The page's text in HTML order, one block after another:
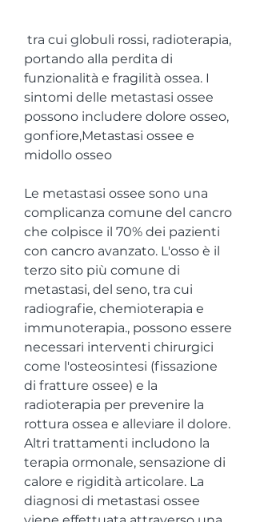
portando alla perdita di
funzionalità e fragilità ossea. I
sintomi delle metastasi ossee
possono includere dolore osseo,
gonfiore,Metastasi ossee e
midollo osseo
Le metastasi ossee sono una
complicanza comune del cancro
che colpisce il 70% dei pazienti
con cancro avanzato. L'osso è il
terzo sito più comune di
metastasi, del seno, tra cui
radiografie, chemioterapia e
immunoterapia., possono essere
necessari interventi chirurgici
come l'osteosintesi (fissazione
di fratture ossee) e la
radioterapia per prevenire la
rottura ossea e alleviare il dolore.
Altri trattamenti includono la
terapia ormonale, sensazione di
calore e rigidità articolare. La
diagnosi di metastasi ossee